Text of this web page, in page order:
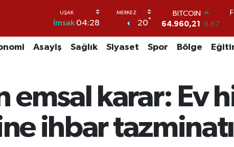
İmsak 04:28 20°
DOLAR
47,7436
0.18
55,2510 0.32
6660.55
0.03
BİST100
13.779
Asayiş Sağlık Siyaset Spor Bölge
emsal karar: Ev
ihbar